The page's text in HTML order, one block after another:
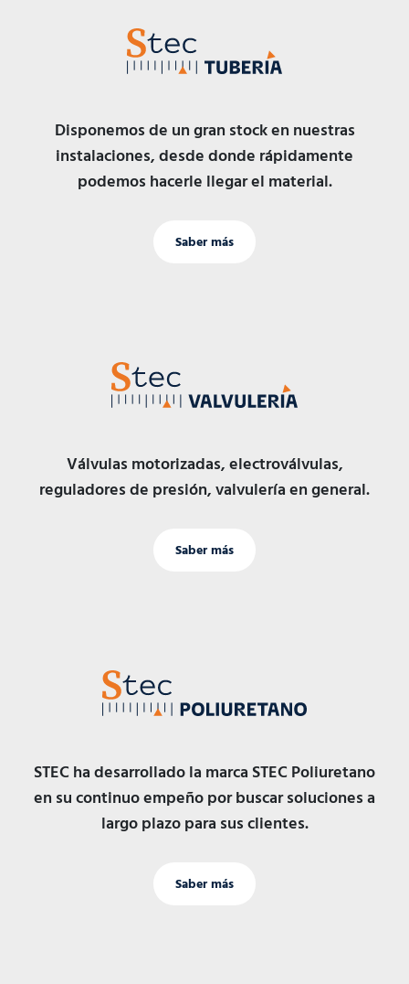
Disponemos de un gran stock en nuestras
instalaciones, desde donde rápidamente
podemos hacerle llegar el material.
Saber más
Válvulas motorizadas, electroválvulas,
reguladores de presión, valvulería en general.
Saber más
STEC ha desarrollado la marca STEC Poliuretano
en su continuo empeño por buscar soluciones a
largo plazo para sus clientes.
Saber más